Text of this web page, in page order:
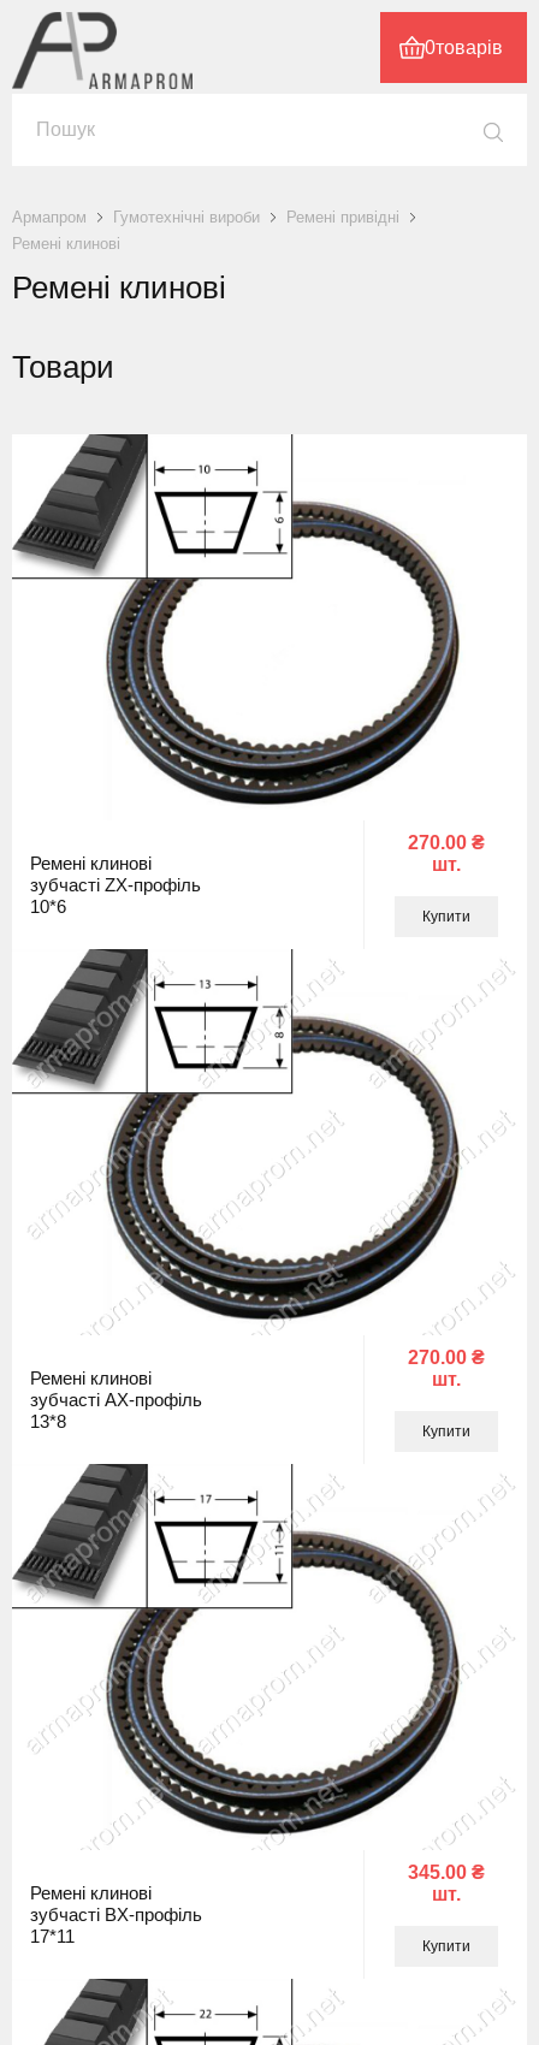
0товарів
Армапром Гумотехнічні вироби
Ремені привідні
Ремені клинові
Ремені клинові
Товари
Ремені клинові
зубчасті ZX-профіль
10*6
270.00 ₴
шт.
Купити
Ремені клинові
зубчасті AX-профіль
13*8
270.00 ₴
шт.
Купити
Ремені клинові
зубчасті BX-профіль
17*11
345.00 ₴
шт.
Купити